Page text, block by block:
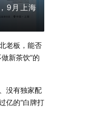
9月上海
老板，能否
新茶饮”的
没有独家配
亿的“白牌打